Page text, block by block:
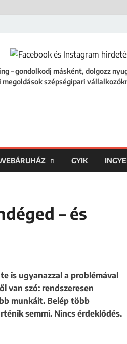
– gondolkodj másként, dolgozz
szépségipari
GYIK
– és
is ugyanazzal a problémával
van szó: rendszeresen
munkáit. Belép több
semmi. Nincs érdeklődés.